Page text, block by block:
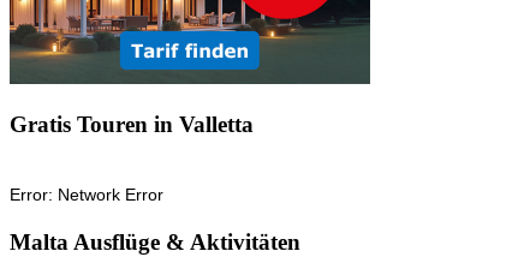
Gratis Touren in Valletta
Malta Ausflüge & Aktivitäten